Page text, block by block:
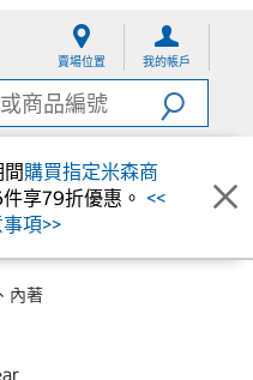
賣場位置 我的帳戶
購買指定米森商
享79折優惠。 <<
項>>
內著